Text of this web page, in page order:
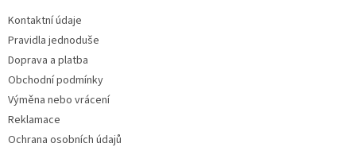
Kontaktní údaje
Pravidla jednoduše
Doprava a platba
Obchodní podmínky
Výměna nebo vrácení
Reklamace
Ochrana osobních údajů